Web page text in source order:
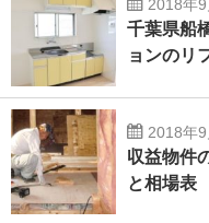
2018年9
千葉県船
ョンのリ
2018年9
収益物件
と相場表